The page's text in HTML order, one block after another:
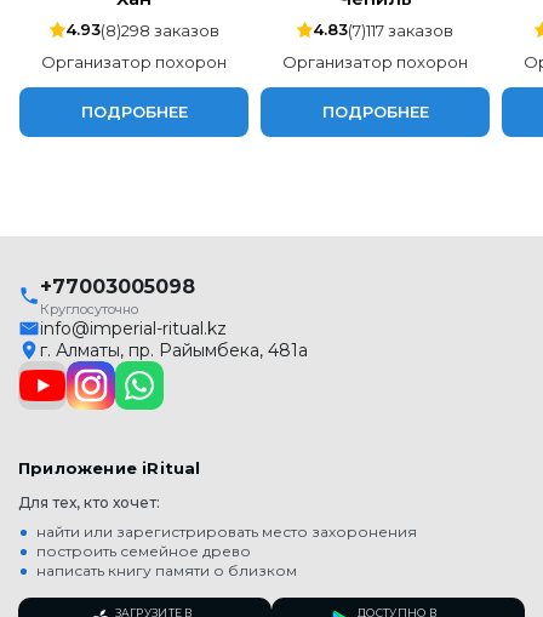
Организатор похорон
4.93(8)298 заказов
ПОДРОБНЕЕ
Организатор похорон
4.83(7)117 заказов
ПОДРОБНЕЕ
+77003005098
Круглосуточно
info@imperial-ritual.kz
г. Алматы, пр. Райымбека, 481а
Приложение iRitual
Для тех, кто хочет:
найти или зарегистрировать место захоронения
построить семейное древо
написать книгу памяти о близком
ЗАГРУЗИТЕ В ДОСТУПНО В